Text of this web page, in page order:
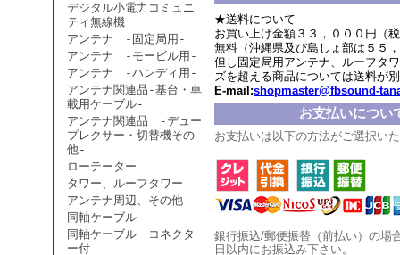
デジタル小電力コミュニ
ティ無線機
アンテナ -固定局用-
アンテナ -モービル用-
アンテナ -ハンディ用-
アンテナ関連品-基台・車
載用ケーブル-
アンテナ関連品 -デュー
プレクサー・切替機その
他-
ローテーター
タワー、ルーフタワー
アンテナ周辺、その他
同軸ケーブル
同軸ケーブル コネクタ
ー付
★送料について
お買い上げ金額３３，０００円（
無料（沖縄県及び島しょ部は５５
但し固定局用アンテナ、ルーフタ
ズを超える商品については送料が
E-mail:shopmaster@fbsound-
お支払いについ
お支払いは以下の方法がご選択い
銀行振込/郵便振替（前払い）の場
日以内にお振込み下さい。